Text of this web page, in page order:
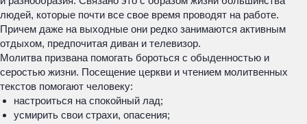
людей, которые почти все свое время проводят на работе.
Причем даже на выходные они редко занимаются активным
отдыхом, предпочитая диван и телевизор.
Молитва призвана помогать бороться с обыденностью и
серостью жизни. Посещение церкви и чтением молитвенных
текстов помогают человеку:
настроиться на спокойный лад;
усмирить свои страхи, опасения;